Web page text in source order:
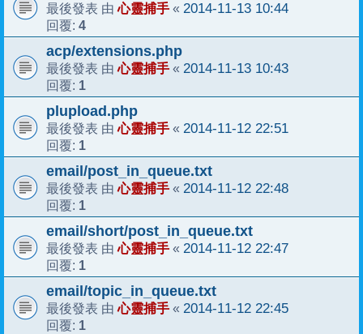
最後發表 由心靈捕手 « 2014-11-13 10:44
回覆: 4
acp/extensions.php
最後發表 由心靈捕手 « 2014-11-13 10:43
回覆: 1
plupload.php
最後發表 由心靈捕手 « 2014-11-12 22:51
回覆: 1
email/post_in_queue.txt
最後發表 由心靈捕手 « 2014-11-12 22:48
回覆: 1
email/short/post_in_queue.txt
最後發表 由心靈捕手 « 2014-11-12 22:47
回覆: 1
email/topic_in_queue.txt
最後發表 由心靈捕手 « 2014-11-12 22:45
回覆: 1